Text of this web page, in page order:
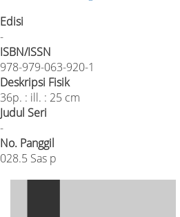
Edisi
-
ISBN/ISSN
978-979-063-920-1
Deskripsi Fisik
36p. : ill. : 25 cm
Judul Seri
-
No. Panggil
028.5 Sas p